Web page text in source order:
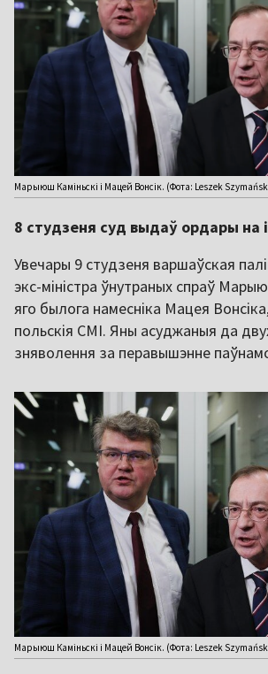
Марыюш Каміньскі і Мацей Вонсік. (Фота: Leszek
8 студзеня суд выдаў ордары на
Увечары 9 студзеня варшаўская
экс-міністра ўнутраных спраў
яго былога намесніка Мацея
польскія СМІ. Яны асуджаныя да
зняволення за перавышэнне
Марыюш Каміньскі і Мацей Вонсік. (Фота: Leszek